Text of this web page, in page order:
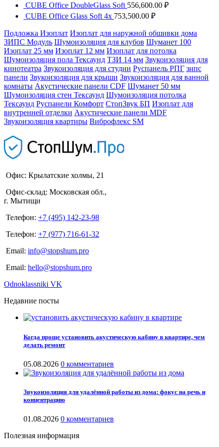
CUBE Office DoubleGlass Soft 556,600.00 ₽
CUBE Office Glass Soft 4x 753,500.00 ₽
Подложка Изоплат Изоплат для наружной обшивки дома
ЗИПС Модуль Шумоизоляция для клубов Шуманет 100
Изоплат 25 мм Изоплат 12 мм Изоплат для потолка
Шумоизоляция пола Тексаунд ТЗИ 14 мм Звукоизоляция для
кинотеатра Звукоизоляция для студии Руспанель РПГ зипс
панели Звукоизоляция для крыши Звукоизоляция для ванной
комнаты Акустические панели CDF Шуманет 50 мм
Шумоизоляция стен Тексаунд Шумоизоляция потолка
Тексаунд Руспанели Комфорт СтопЗвук БП Изоплат для
внутренней отделки Акустические панели MDF
Звукоизоляция квартиры Виброфлекс SM
Офис: Крылатские холмы, 21
Офис-склад: Московская обл.,
г. Мытищи
Телефон: +7 (495) 142-23-98
Телефон: +7 (977) 716-61-32
Email: info@stopshum.pro
Email: hello@stopshum.pro
Odnoklassniki VK
Недавние посты
Когда проще установить акустическую кабину в квартире, чем
делать ремонт
05.08.2026 0 комментариев
Звукоизоляция для удалённой работы из дома: фокус на речь и
концентрацию
01.08.2026 0 комментариев
Полезная информация